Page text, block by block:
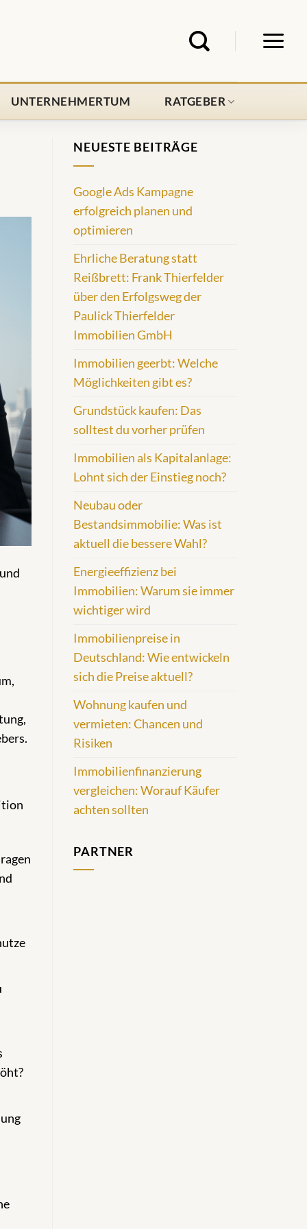
UNTERNEHMERTUM RATGEBER
NEUESTE BEITRÄGE
Google Ads Kampagne
erfolgreich planen und
optimieren
Ehrliche Beratung statt
Reißbrett: Frank Thierfelder
über den Erfolgsweg der
Paulick Thierfelder
Immobilien GmbH
Immobilien geerbt: Welche
Möglichkeiten gibt es?
Grundstück kaufen: Das
solltest du vorher prüfen
Immobilien als Kapitalanlage:
Lohnt sich der Einstieg noch?
Neubau oder
Bestandsimmobilie: Was ist
aktuell die bessere Wahl?
Energieeffizienz bei
Immobilien: Warum sie immer
wichtiger wird
Immobilienpreise in
Deutschland: Wie entwickeln
sich die Preise aktuell?
Wohnung kaufen und
vermieten: Chancen und
Risiken
Immobilienfinanzierung
vergleichen: Worauf Käufer
achten sollten
PARTNER